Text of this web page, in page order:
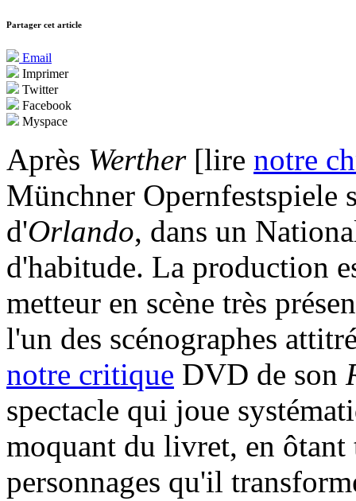
Partager cet article
Email
Imprimer
Twitter
Facebook
Myspace
Après Werther[lire notre
Münchner Opernfestspiele
d'Orlando, dans un
d'habitude. La production
metteur en scène très
l'un des scénographes
notre critique DVD de son
spectacle qui joue
moquant du livret, en ôtant
personnages qu'il